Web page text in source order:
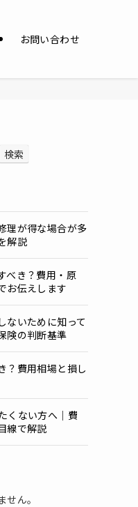
お問い合わせ
検索
理が得な場合が多
解説
べき？費用・原
お伝えします
ないために知って
険の判断基準
？費用相場と損し
くない方へ｜費
線で解説
ん。